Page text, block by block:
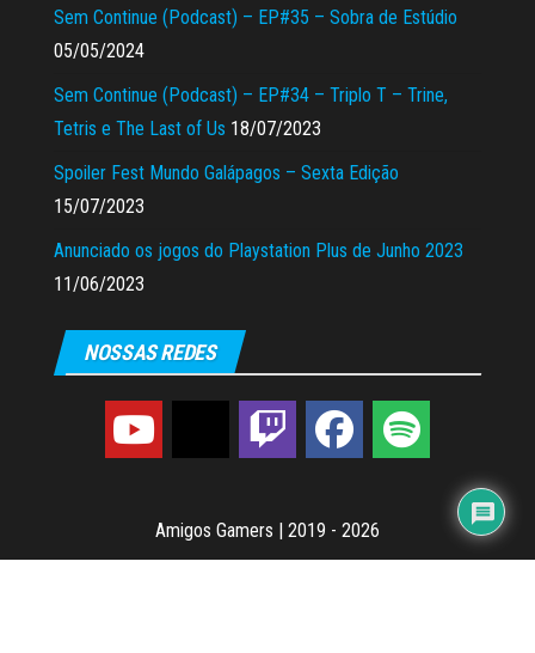
Sem Continue (Podcast) – EP#35 – Sobra de Estúdio
05/05/2024
Sem Continue (Podcast) – EP#34 – Triplo T – Trine,
Tetris e The Last of Us 18/07/2023
Spoiler Fest Mundo Galápagos – Sexta Edição
15/07/2023
Anunciado os jogos do Playstation Plus de Junho 2023
11/06/2023
NOSSAS REDES
Amigos Gamers 2019 - 2026